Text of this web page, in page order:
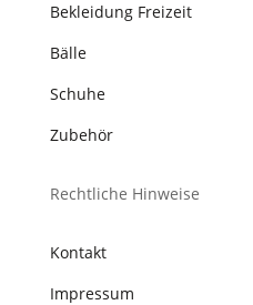
Bekleidung Freizeit
Bälle
Schuhe
Zubehör
Rechtliche Hinweise
Kontakt
Impressum